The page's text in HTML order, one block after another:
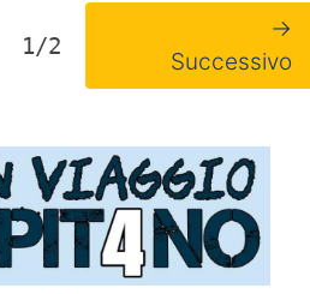
1/2
→
Successivo